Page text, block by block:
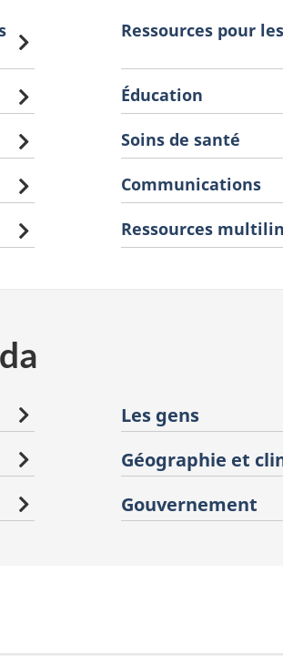
Ressources pour
Éducation
Soins de santé
Communications
Ressources
Les gens
Géographie et
Gouvernement